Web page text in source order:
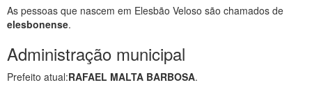
As pessoas que nascem em Elesbão Veloso são chamados de
elesbonense.
Administração municipal
Prefeito atual:RAFAEL MALTA BARBOSA.